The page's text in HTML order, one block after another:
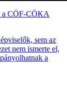
a CÖF-CÖKA
sem az
nem ismerte el,
a